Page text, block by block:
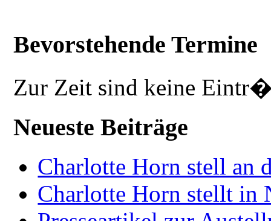
Bevorstehende Termine
Zur Zeit sind keine
Neueste Beiträge
Charlotte Horn stell an
Charlotte Horn stellt in